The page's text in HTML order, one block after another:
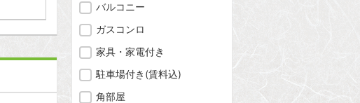
バルコニー
ガスコンロ
家具・家電付き
駐車場付き(賃料込)
角部屋